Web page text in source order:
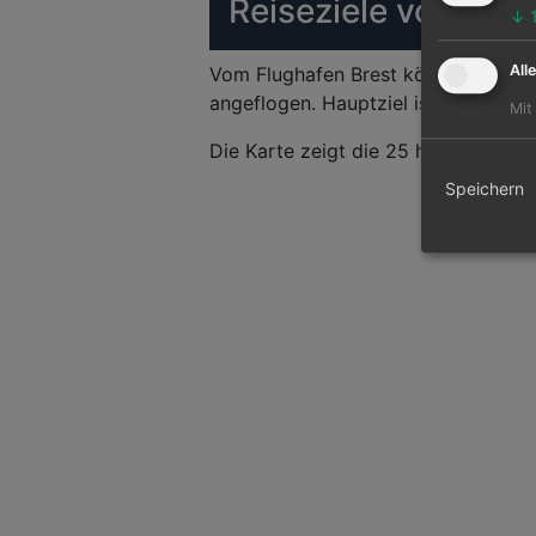
Reiseziele von
Vom Flughafen Brest können 17
angeflogen. Hauptziel ist der Paris
Die Karte zeigt die 25 häufigsten
↓ 1
Mit
Speichern